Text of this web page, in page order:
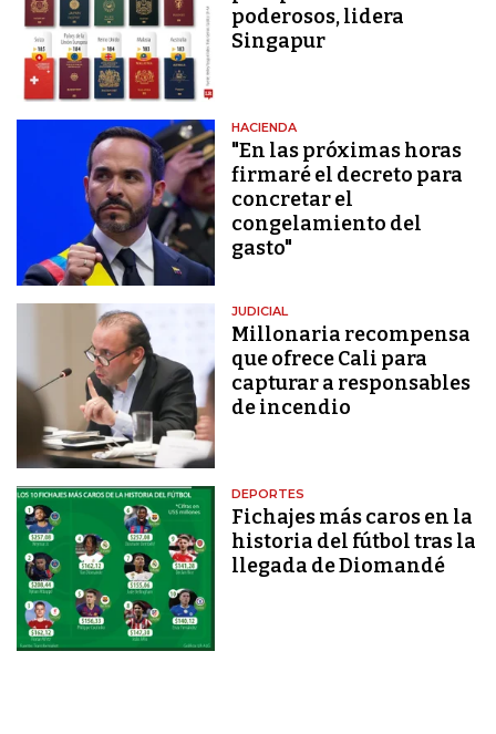
poderosos, lidera
Singapur
HACIENDA
"En las próximas horas
firmaré el decreto para
concretar el
congelamiento del
gasto"
JUDICIAL
Millonaria recompensa
que ofrece Cali para
capturar a responsables
de incendio
DEPORTES
Fichajes más caros en la
historia del fútbol tras la
llegada de Diomandé